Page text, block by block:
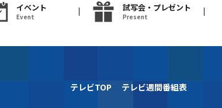
イベント
Event
試写会・プレゼント
Present
テレビTOP テレビ週間番組表